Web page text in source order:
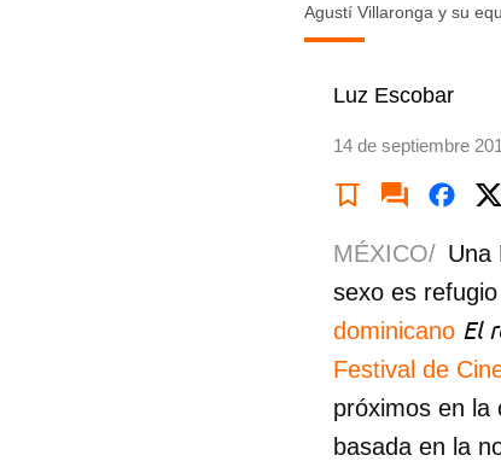
Agustí Villaronga y su
Luz Escobar
14 de septiembre
MÉXICO/ Una
sexo es
dominicano El
Festival de
próximos en la
basada en la